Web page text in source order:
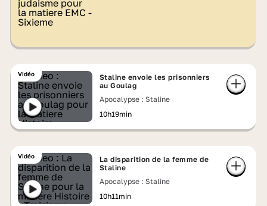
Vidéo
Staline envoie les prisonniers
au Goulag
Apocalypse : Staline
10h19min
Vidéo
La disparition de la femme de
Staline
Apocalypse : Staline
10h11min